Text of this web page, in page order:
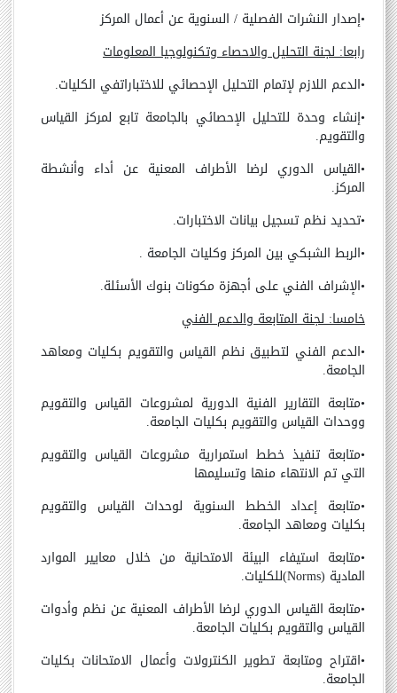
•إصدار النشرات الفصلية / السنوية عن أعمال المركز
رابعا: لجنة التحليل والاحصاء وتكنولوجيا المعلومات
•الدعم اللازم لإتمام التحليل الإحصائي للاختباراتفي الكليات.
•إنشاء وحدة للتحليل الإحصائي بالجامعة تابع لمركز القياس
والتقويم.
•القياس الدوري لرضا الأطراف المعنية عن أداء وأنشطة
المركز.
•تحديد نظم تسجيل بيانات الاختبارات.
•الربط الشبكي بين المركز وكليات الجامعة .
•الإشراف الفني على أجهزة مكونات بنوك الأسئلة.
خامسا: لجنة المتابعة والدعم الفني
•الدعم الفني لتطبيق نظم القياس والتقويم بكليات ومعاهد
الجامعة.
•متابعة التقارير الفنية الدورية لمشروعات القياس والتقويم
ووحدات القياس والتقويم بكليات الجامعة.
•متابعة تنفيذ خطط استمرارية مشروعات القياس والتقويم
التي تم الانتهاء منها وتسليمها
•متابعة إعداد الخطط السنوية لوحدات القياس والتقويم
بكليات ومعاهد الجامعة.
•متابعة استيفاء البيئة الامتحانية من خلال معايير الموارد
المادية (Norms)للكليات.
•متابعة القياس الدوري لرضا الأطراف المعنية عن نظم وأدوات
القياس والتقويم بكليات الجامعة.
•اقتراح ومتابعة تطوير الكنترولات وأعمال الامتحانات بكليات
الجامعة.